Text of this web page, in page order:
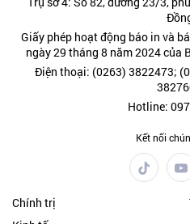
Giấy phép hoạt động báo in và
ngày 29 tháng 8 năm 2024 của
Điện thoại: (0263) 3822473;
Hotline:
Kết nối
Chính trị